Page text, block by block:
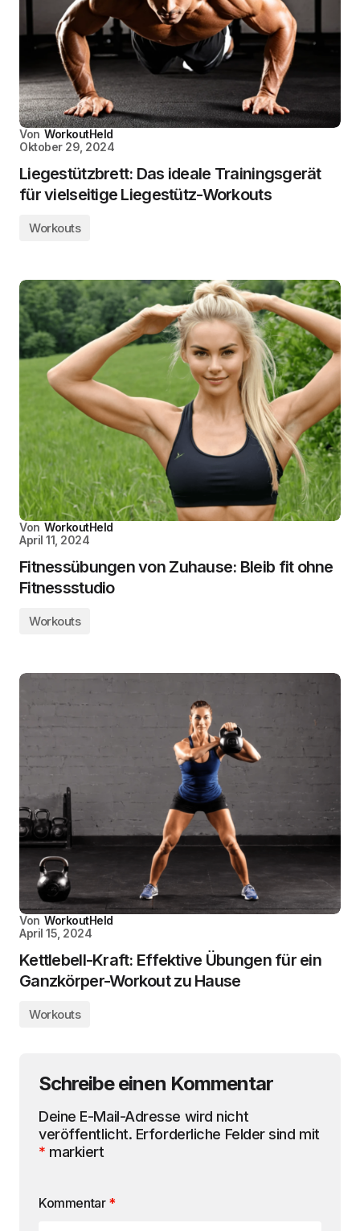
Von WorkoutHeld
Oktober 29, 2024
Liegestützbrett: Das ideale Trainingsgerät
für vielseitige Liegestütz-Workouts
Workouts
Von WorkoutHeld
April 11, 2024
Fitnessübungen von Zuhause: Bleib fit ohne
Fitnessstudio
Workouts
Von WorkoutHeld
April 15, 2024
Kettlebell-Kraft: Effektive Übungen für ein
Ganzkörper-Workout zu Hause
Workouts
Schreibe einen Kommentar
Deine E-Mail-Adresse wird nicht
veröffentlicht. Erforderliche Felder sind mit
* markiert
Kommentar *